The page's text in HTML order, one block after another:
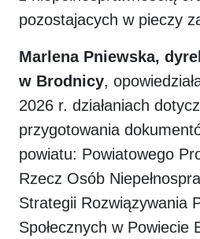
pozostajacych w pieczy
Marlena Pniewska,
w Brodnicy,
2026 r. działaniach
przygotowania
powiatu: Powiatowego
Rzecz Osób
Strategii Rozwiązywania
Społecznych w Powiecie